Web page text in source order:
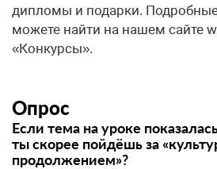
дипломы и подарки.
можете найти на нашем сайте
«Конкурсы».
Опрос
Если тема на уроке
ты скорее пойдёшь за
продолжением»?